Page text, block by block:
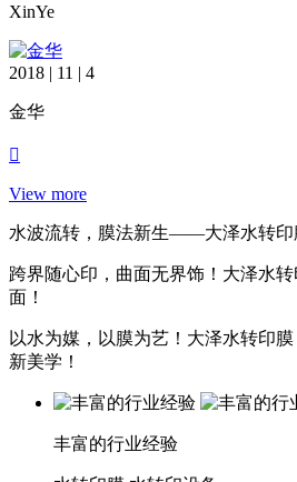
XinYe
2018 | 11 | 4
金华
View more
水波流转，膜法新生——大泽水转印
跨界随心印，曲面无界饰！大泽水
面！
以水为媒，以膜为艺！大泽水转印
新美学！
丰富的行业经验